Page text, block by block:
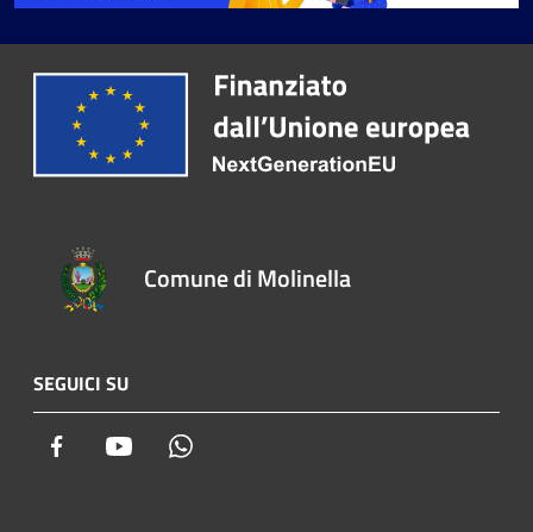
Comune di Molinella
SEGUICI SU
Facebook Youtube